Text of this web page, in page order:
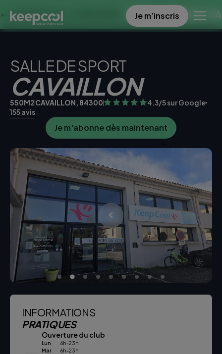
À 0€ << OFFRE LIMITÉE ☀️ OFFRE SPECIALE DANS CE
Je m’inscris
SALLE DE SPORT
CAVAILLON
550M2CAVAILLON, 84300
4.3/5 sur Google
155 avis
Je m'abonne dès maintenant
INFORMATIONS
PRATIQUES
Ouverture du club
Lun
6h-23h
Mar
6h-23h